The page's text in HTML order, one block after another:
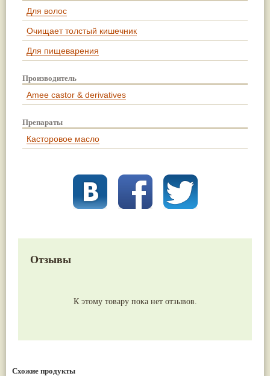
Для волос
Очищает толстый кишечник
Для пищеварения
Производитель
Amee castor & derivatives
Препараты
Касторовое масло
Отзывы
К этому товару пока нет отзывов.
Схожие продукты